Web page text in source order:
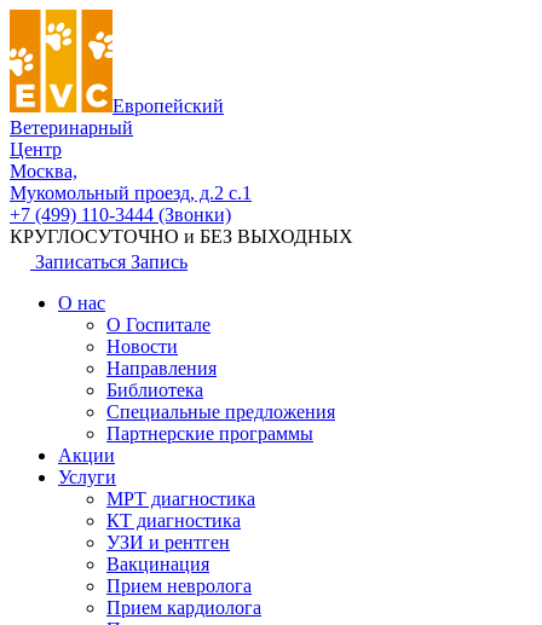
Европейский
Ветеринарный
Центр
Москва,
Мукомольный проезд, д.2 с.1
+7 (499) 110-3444 (Звонки)
КРУГЛОСУТОЧНО и БЕЗ ВЫХОДНЫХ
Записаться Запись
О нас
О Госпитале
Новости
Направления
Библиотека
Специальные предложения
Партнерские программы
Акции
Услуги
МРТ диагностика
КТ диагностика
УЗИ и рентген
Вакцинация
Прием невролога
Прием кардиолога